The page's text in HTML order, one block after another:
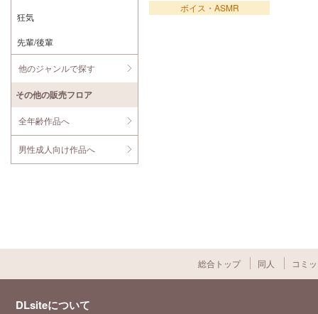
ボイス・ASMR
狂気
先輩/後輩
他のジャンルで探す
その他の販売フロア
全年齢作品へ
男性成人向け作品へ
総合トップ 同人 コミ
DLsiteについて